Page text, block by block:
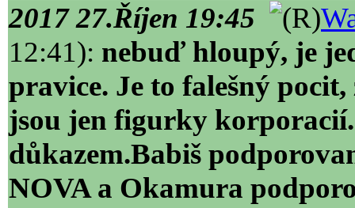
2017 27.Říjen 19:45
12:41): nebuď hloupý, je
pravice. Je to falešný
jsou jen figurky
důkazem.Babiš
NOVA a Okamura